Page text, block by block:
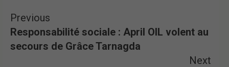
Previous
Responsabilité sociale : April OIL volent au
secours de Grâce Tarnagda
Next